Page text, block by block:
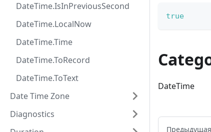
DateTime.IsInPreviousSecond
DateTime.LocalNow
DateTime.Time
DateTime.ToRecord
DateTime.ToText
Date Time Zone
Diagnostics
true
DateTime